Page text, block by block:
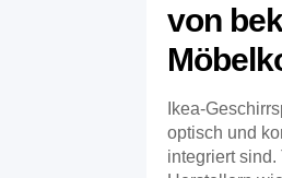
von
Ikea-
optisch und
integriert